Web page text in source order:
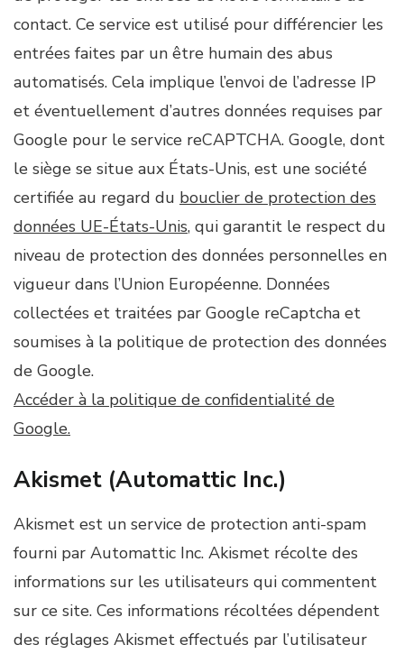
contact. Ce service est utilisé pour différencier les
entrées faites par un être humain des abus
automatisés. Cela implique l’envoi de l’adresse IP
et éventuellement d’autres données requises par
Google pour le service reCAPTCHA. Google, dont
le siège se situe aux États-Unis, est une société
certifiée au regard du bouclier de protection des
données UE-États-Unis, qui garantit le respect du
niveau de protection des données personnelles en
vigueur dans l’Union Européenne. Données
collectées et traitées par Google reCaptcha et
soumises à la politique de protection des données
de Google.
Accéder à la politique de confidentialité de
Google.
Akismet (Automattic Inc.)
Akismet est un service de protection anti-spam
fourni par Automattic Inc. Akismet récolte des
informations sur les utilisateurs qui commentent
sur ce site. Ces informations récoltées dépendent
des réglages Akismet effectués par l’utilisateur